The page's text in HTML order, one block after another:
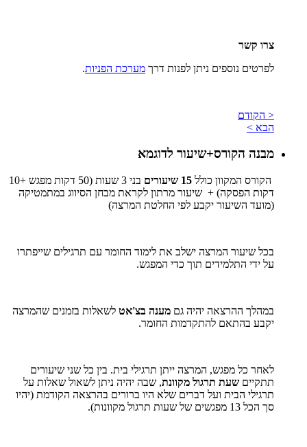
צרו קשר
לפרטים נוספים ניתן לפנות דרך מערכת הפניות.
< הקודם
הבא >
מבנה הקורס+שיעור לדוגמא
הקורס המקוון כולל 15 שיעורים
בני 3 שעות (50 דקות מפגש +10
דקות הפסקה) + שיעור מרתון לקראת מבחן הסיווג במתמטיקה
(מועד השיעור יקבע לפי החלטת המרצה)
בכל שיעור המרצה ישלב את לימוד החומר עם תרגילים שייפתרו
על ידי התלמידים תוך כדי המפגש.
במהלך ההרצאה יהיה גם מענה בצ'אט לשאלות בזמנים שהמרצה
יקבע בהתאם להתקדמות החומר.
לאחר כל מפגש, המרצה ייתן תרגילי בית. בין כל שני שיעורים
תתקיים שעת תרגול מקוונת, שבה יהיה ניתן לשאול שאלות על
תרגילי הבית ועל דברים שלא היו ברורים בהרצאה הקודמת (יהיו
סך הכל 13 מפגשים של שעות תרגול מקוונות).